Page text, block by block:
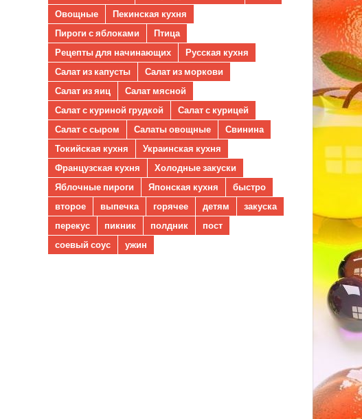
Овощные
Пекинская кухня
Пироги с яблоками
Птица
Рецепты для начинающих
Русская кухня
Салат из капусты
Салат из моркови
Салат из яиц
Салат мясной
Салат с куриной грудкой
Салат с курицей
Салат с сыром
Салаты овощные
Свинина
Токийская кухня
Украинская кухня
Французская кухня
Холодные закуски
Яблочные пироги
Японская кухня
быстро
второе
выпечка горячее детям
закуска
перекус
пикник полдник
пост
соевый соус
ужин